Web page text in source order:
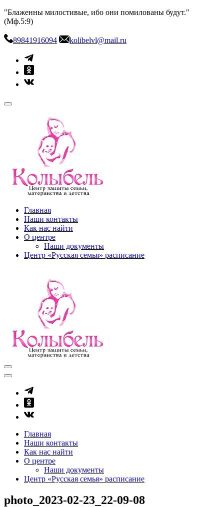
Skip
to
"Блаженны милостивые, ибо они помилованы будут."
(Мф.5:9)
89841916094 kolibelvl@mail.ru
kolibel-vl.ru
Центр защиты семьи, материнства и детства
Главная
Наши контакты
Как нас найти
О центре
Наши документы
Центр «Русская семья» расписание
Главная
Наши контакты
Как нас найти
О центре
Наши документы
Центр «Русская семья» расписание
photo_2023-02-23_22-09-08